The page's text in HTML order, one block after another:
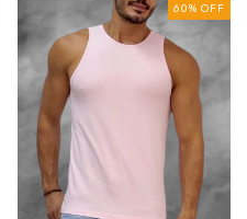
60% OFF